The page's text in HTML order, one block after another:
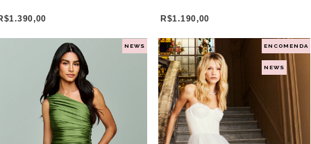
R$1.190,00
NEWS ENCOMENDA
NEWS